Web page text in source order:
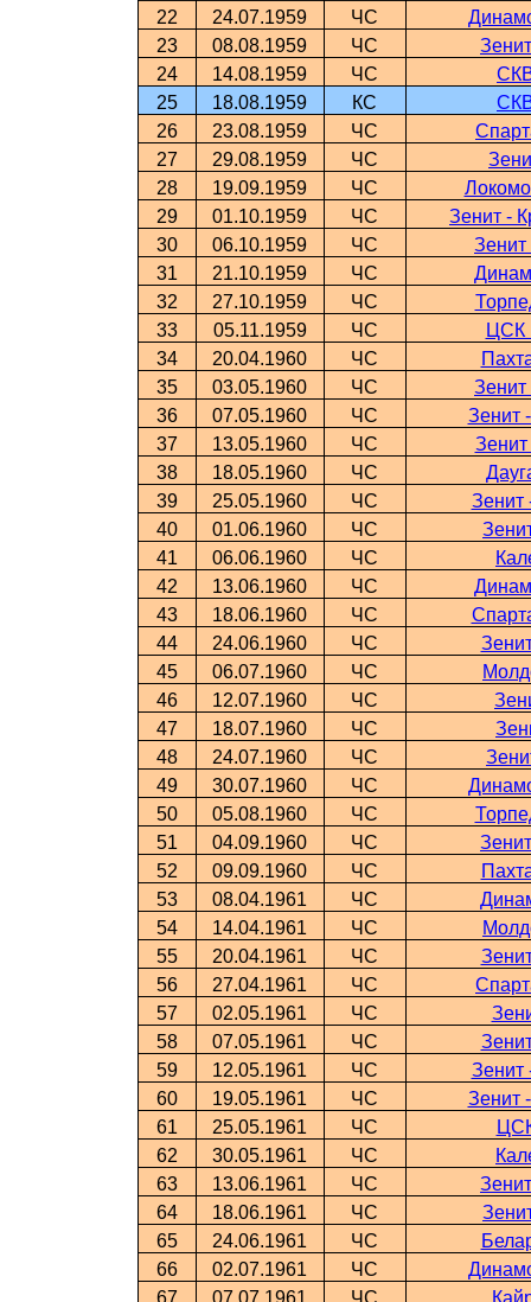
22
24.07.1959 ЧС
23
08.08.1959 ЧС
24
14.08.1959 ЧС
25
18.08.1959 КС
26
23.08.1959 ЧС
27
29.08.1959 ЧС
28
19.09.1959 ЧС
29
01.10.1959 ЧС
Зенит -
30
06.10.1959 ЧС
31
21.10.1959 ЧС
32
27.10.1959 ЧС
33
05.11.1959 ЧС
ЦСК
34
20.04.1960 ЧС
35
03.05.1960 ЧС
36
07.05.1960 ЧС
Зенит
37
13.05.1960 ЧС
38
18.05.1960 ЧС
39
25.05.1960 ЧС
Зенит
40
01.06.1960 ЧС
41
06.06.1960 ЧС
42
13.06.1960 ЧС
43
18.06.1960 ЧС
44
24.06.1960 ЧС
45
06.07.1960 ЧС
46
12.07.1960 ЧС
47
18.07.1960 ЧС
48
24.07.1960 ЧС
49
30.07.1960 ЧС
50
05.08.1960 ЧС
51
04.09.1960 ЧС
52
09.09.1960 ЧС
53
08.04.1961 ЧС
54
14.04.1961 ЧС
55
20.04.1961 ЧС
56
27.04.1961 ЧС
57
02.05.1961 ЧС
58
07.05.1961 ЧС
59
12.05.1961 ЧС
Зенит
60
19.05.1961 ЧС
Зенит
61
25.05.1961 ЧС
62
30.05.1961 ЧС
63
13.06.1961 ЧС
64
18.06.1961 ЧС
65
24.06.1961 ЧС
66
02.07.1961 ЧС